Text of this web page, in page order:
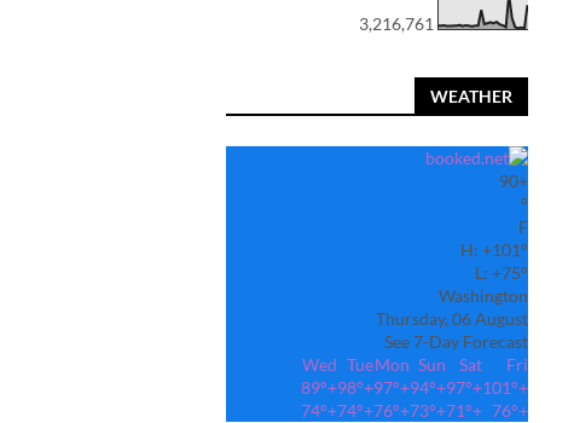
3,216,761
WEATHER
+
90
°
F
H: +101°
L: +75°
Washington
Thursday, 06 August
See 7-Day Forecast
Fri
Sat
Sun
Mon
Tue
Wed
+
101°
+
97°
+
94°
+
97°
+
98°
+
89°
+
76°
+
71°
+
73°
+
76°
+
74°
+
74°